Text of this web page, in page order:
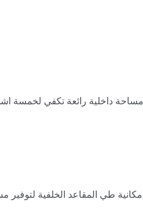
مساحة داخلية رائعة تكفي